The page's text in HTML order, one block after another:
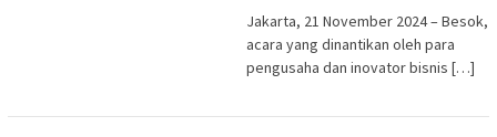
Jakarta, 21 November 2024 – Besok,
acara yang dinantikan oleh para
pengusaha dan inovator bisnis […]